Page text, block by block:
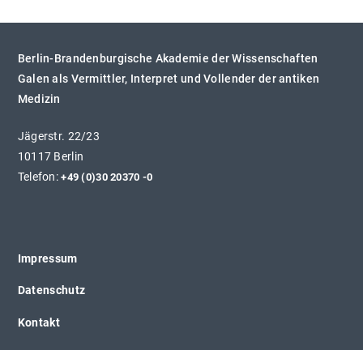
Berlin-Brandenburgische Akademie der Wissenschaften
Galen als Vermittler, Interpret und Vollender der antiken
Medizin
Jägerstr. 22/23
10117 Berlin
Telefon:+49 (0)30 20370 -0
Impressum
Datenschutz
Kontakt